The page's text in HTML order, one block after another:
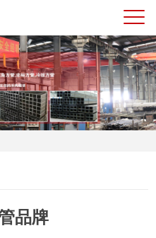
品牌